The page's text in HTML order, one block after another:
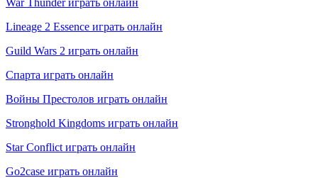
Lineage 2 Essence играть онлайн
Guild Wars 2 играть онлайн
Спарта играть онлайн
Войны Престолов играть онлайн
Stronghold Kingdoms играть онлайн
Star Conflict играть онлайн
Go2case играть онлайн